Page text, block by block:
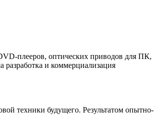
плееров, оптических приводов для ПК,
и коммерциализация
техники будущего. Результатом опытно-